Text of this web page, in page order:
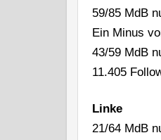
59/85 MdB
Ein Minus
43/59 MdB
11.405
Linke
21/64 MdB